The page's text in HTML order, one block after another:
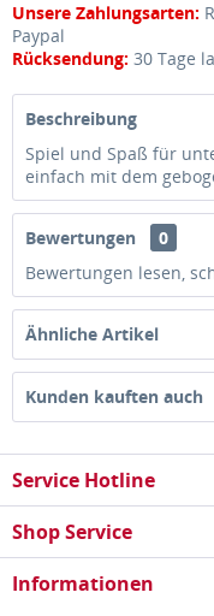
Unsere Zahlungsarten:
Paypal
Rücksendung: 30 Tage
Beschreibung
Spiel und Spaß für
einfach mit dem
Bewertungen
0
Bewertungen lesen,
Ähnliche Artikel
Kunden kauften auch
Service Hotline
Shop Service
Informationen